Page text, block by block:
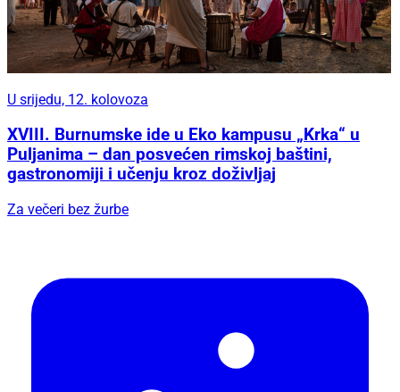
U srijedu, 12. kolovoza
XVIII. Burnumske ide u Eko kampusu „Krka“ u
Puljanima – dan posvećen rimskoj baštini,
gastronomiji i učenju kroz doživljaj
Za večeri bez žurbe